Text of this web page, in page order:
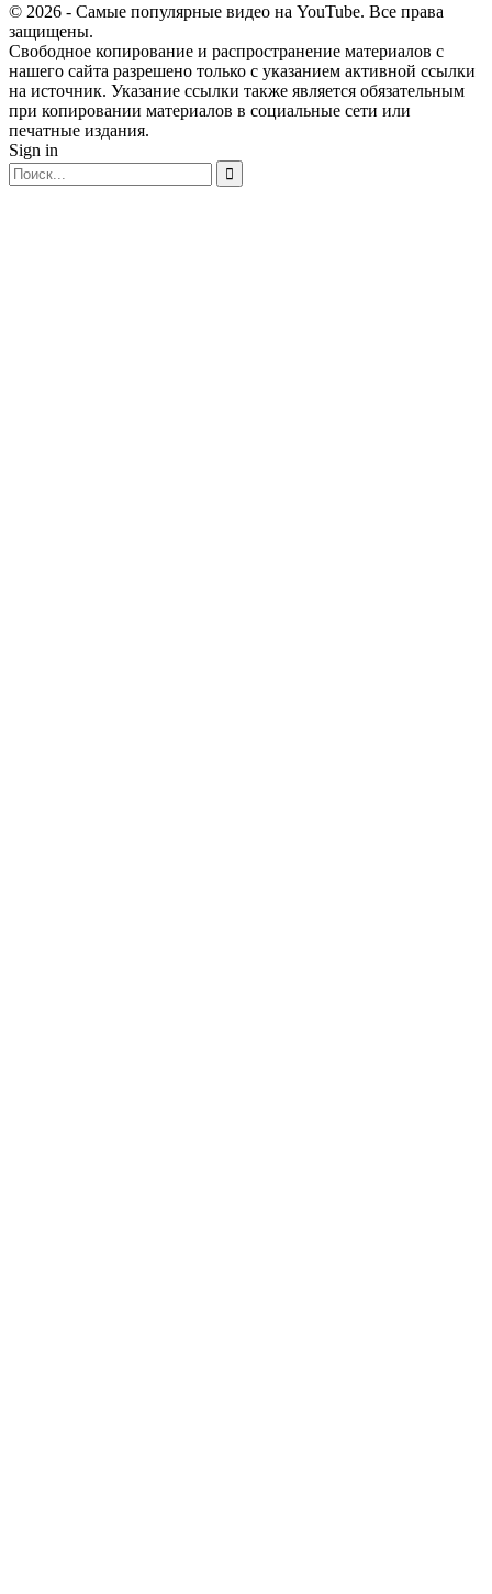
© 2026 - Самые популярные видео на YouTube. Все права
защищены.
Свободное копирование и распространение материалов с
нашего сайта разрешено только с указанием активной ссылки
на источник. Указание ссылки также является обязательным
при копировании материалов в социальные сети или
печатные издания.
Sign in